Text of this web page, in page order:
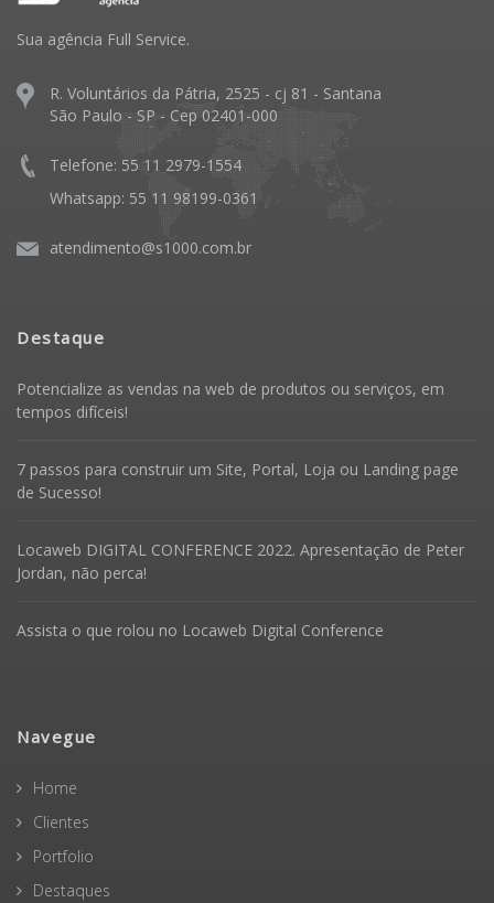
Sua agência Full Service.
R. Voluntários da Pátria, 2525 - cj 81 - Santana
São Paulo - SP - Cep 02401-000
Telefone: 55 11 2979-1554
Whatsapp: 55 11 98199-0361
atendimento@s1000.com.br
Destaque
Potencialize as vendas na web de produtos ou serviços, em
tempos difíceis!
7 passos para construir um Site, Portal, Loja ou Landing page
de Sucesso!
Locaweb DIGITAL CONFERENCE 2022. Apresentação de Peter
Jordan, não perca!
Assista o que rolou no Locaweb Digital Conference
Navegue
Home
Clientes
Portfolio
Destaques